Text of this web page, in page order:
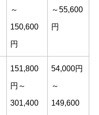
～
150,600
円
～55,600
円
151,800
円～
301,400
54,000円
～
149,600